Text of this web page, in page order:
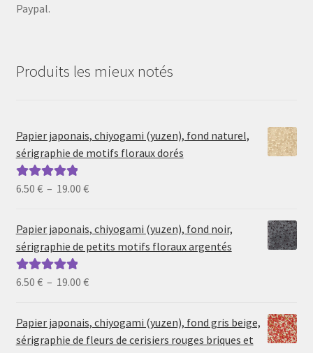
Paypal.
Produits les mieux notés
Papier japonais, chiyogami (yuzen), fond naturel,
sérigraphie de motifs floraux dorés
Note5.00sur
6.50 € – 19.00 €Plage
prix :
6.50 €
19.00 €
Papier japonais, chiyogami (yuzen), fond noir,
sérigraphie de petits motifs floraux argentés
Note5.00sur
6.50 € – 19.00 €Plage
prix :
6.50 €
Papier japonais, chiyogami (yuzen), fond gris beige,
sérigraphie de fleurs de cerisiers rouges briques et